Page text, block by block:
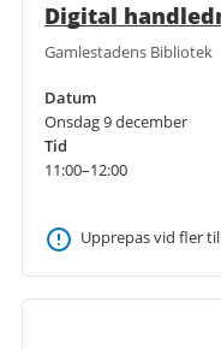
Digital
Gamlestadens Bibliotek
Datum
Onsdag 9 december
Tid
11:00–12:00
Upprepas vid fler